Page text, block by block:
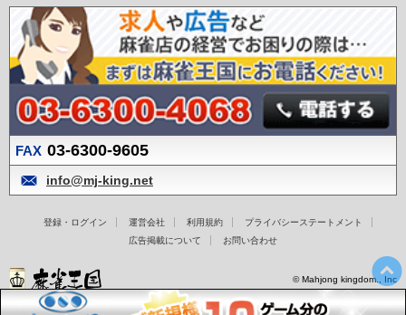
FAX 03-6300-9605
info@mj-king.net
登録・ログイン 運営会社 利用規約
プライバシーステートメント
広告掲載について
お問い合わせ
© Mahjong kingdom., Inc